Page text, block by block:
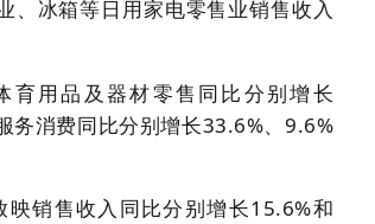
、冰箱等日用家电零售业销售收入
育用品及器材零售同比分别增长
务消费同比分别增长33.6%、9.6%
映销售收入同比分别增长15.6%和